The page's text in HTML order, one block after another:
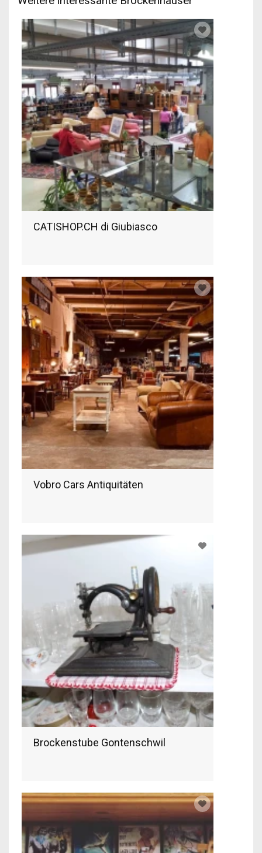
CATISHOP.CH di Giubiasco
Vobro Cars Antiquitäten
Brockenstube Gontenschwil